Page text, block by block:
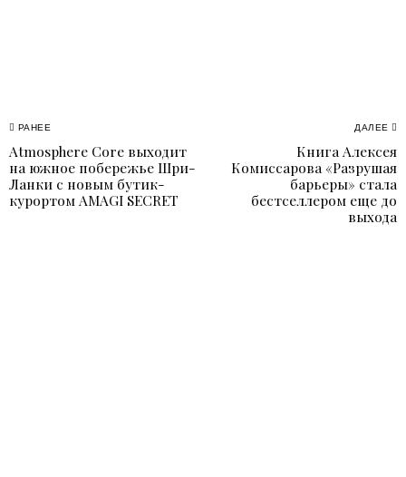
Навигация
по
записям
РАНЕЕ
Previous
post:
Atmosphere Core выходит
на южное побережье Шри-
Ланки с новым бутик-
курортом AMAGI SECRET
ДАЛЕЕ
Книга Алексея
Комиссарова «Разрушая
барьеры» стала
бестселлером еще до
выхода